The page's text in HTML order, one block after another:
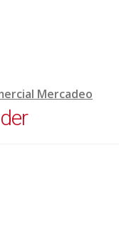
Mercadeo